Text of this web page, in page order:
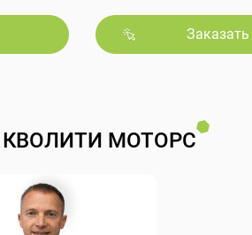
МОТОРС